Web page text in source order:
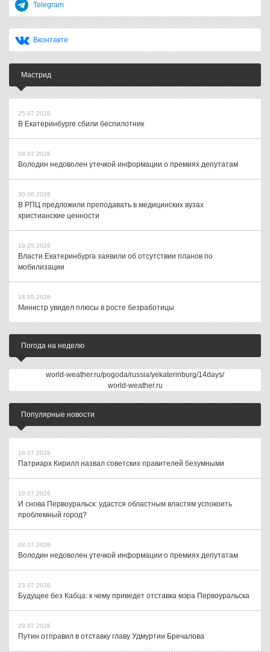
Telegram
Вконтакте
Мастрид
25.07.2026
В Екатеринбурге сбили беспилотник
08.07.2026
Володин недоволен утечкой информации о премиях депутатам
30.06.2026
В РПЦ предложили преподавать в медицинских вузах
христианские ценности
19.05.2026
Власти Екатеринбурга заявили об отсутствии планов по
мобилизации
18.05.2026
Министр увидел плюсы в росте безработицы
Погода на неделю
world-weather.ru/pogoda/russia/yekaterinburg/14days/
world-weather.ru
Популярные новости
16.07.2026
Патриарх Кирилл назвал советских правителей безумными
10.07.2026
И снова Первоуральск: удастся областным властям успокоить
проблемный город?
08.07.2026
Володин недоволен утечкой информации о премиях депутатам
23.07.2026
Будущее без Кабца: к чему приведет отставка мэра Первоуральска
29.07.2026
Путин отправил в отставку главу Удмуртии Бречалова